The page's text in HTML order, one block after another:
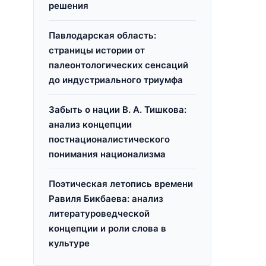
решения
Павлодарская область:
страницы истории от
палеонтологических сенсаций
до индустриального триумфа
Забыть о нации В. А. Тишкова:
анализ концепции
постнационалистического
понимания национализма
Поэтическая летопись времени
Равиля Бикбаева: анализ
литературоведческой
концепции и роли слова в
культуре